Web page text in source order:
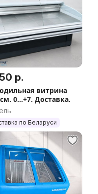
р.
витрина
0...+7. Доставка.
по Беларуси